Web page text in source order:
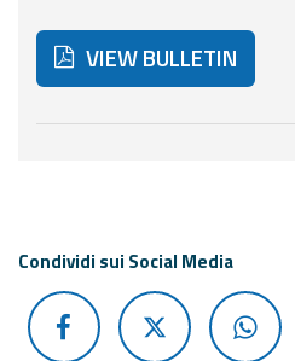
Updates
Useful info
developers
About the
project
VIEW BULLETIN
Condividi sui Social Media